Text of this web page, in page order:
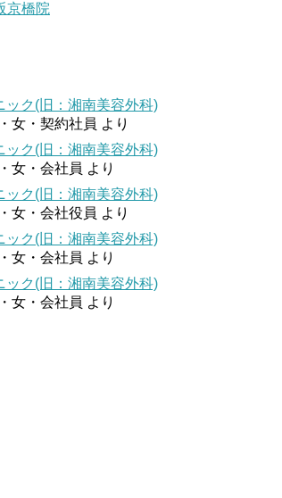
京橋院
ック(旧：湘南美容外科)
女・契約社員 より
ック(旧：湘南美容外科)
女・会社員 より
ック(旧：湘南美容外科)
女・会社役員 より
ック(旧：湘南美容外科)
女・会社員 より
ック(旧：湘南美容外科)
女・会社員 より